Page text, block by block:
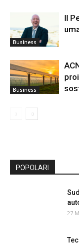
Business
Il
Business
POPOLARI
27